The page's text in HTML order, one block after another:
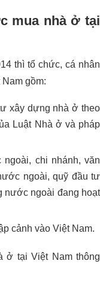
mua nhà ở tại
thì tổ chức, cá nhân
gồm:
xây dựng nhà ở theo
Luật Nhà ở và pháp
chi nhánh, văn
ngoài, quỹ đầu tư
nước ngoài đang hoạt
cảnh vào Việt Nam.
tại Việt Nam thông